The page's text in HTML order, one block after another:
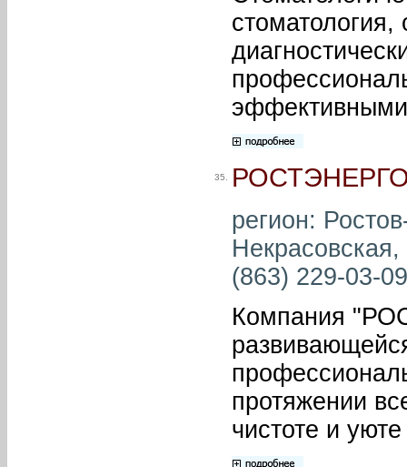
35.
регион:
(863) 229-03-
Компания
протяжении
чистоте и